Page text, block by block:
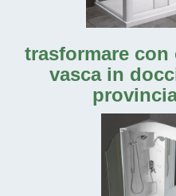
trasformare con
vasca in